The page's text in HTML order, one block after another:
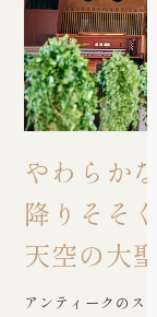
やわらか
降りそそぐ
天空の大聖
アンティークのス